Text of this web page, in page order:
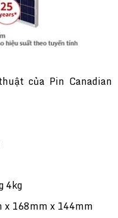
của Pin Canadian
4kg
x 168mm x 144mm